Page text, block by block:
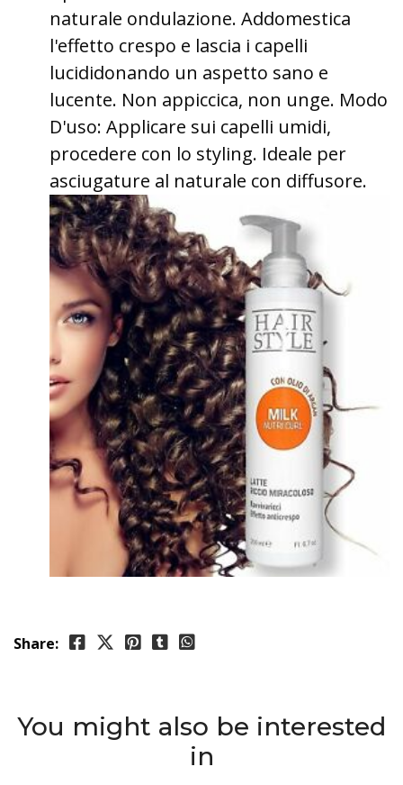
naturale ondulazione. Addomestica
l'effetto crespo e lascia i capelli
lucididonando un aspetto sano e
lucente. Non appiccica, non unge. Modo
D'uso: Applicare sui capelli umidi,
procedere con lo styling. Ideale per
asciugature al naturale con diffusore.
Share:
You might also be interested
in